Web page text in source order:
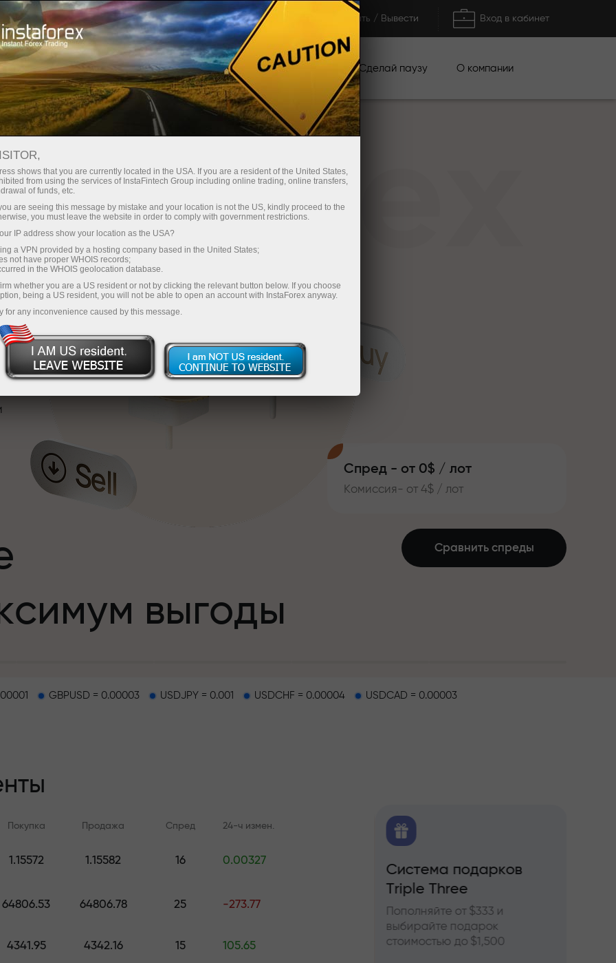
Открыть торговый счёт Торговые платформы Пополнить / Вывести Вход в кабинет
Инвесторам Партнерам Промоакции Сделай паузу О компании
Спред - от 0$ / лот
Комиссия- от 4$ / лот
выгоды
на трассе
подарков
стоимостью до $1,500
Сравнить спреды
GBPUSD = 0.00003 USDJPY = 0.001 USDCHF = 0.00004 USDCAD = 0.00003
Покупка Продажа Спред 24-ч измен.
1.15572 1.15582 16 0.00327
64806.53 64806.78 25 -273.77
4341.95 4342.16 15 105.65
курсы и вебинары для всех
Форекс, крипто и фьючерсам
Система подарков
Triple Three
Пополняйте от $333 и
выбирайте подарок
стоимостью до $1,500
shows that you are currently located in the USA. If you are a resident of the United States,
from using the services of InstaFintech Group including online trading, online transfers,
of funds, etc.
are seeing this message by mistake and your location is not the US, kindly proceed to the
you must leave the website in order to comply with government restrictions.
IP address show your location as the USA?
a VPN provided by a hosting company based in the United States;
not have proper WHOIS records;
in the WHOIS geolocation database.
whether you are a US resident or not by clicking the relevant button below. If you choose
being a US resident, you will not be able to open an account with InstaForex anyway.
for any inconvenience caused by this message.